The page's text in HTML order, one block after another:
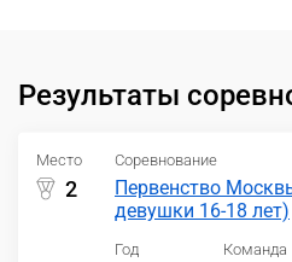
Результаты
Место
2
Соревнование
Первенство
девушки 16-18 лет)
Год Команда